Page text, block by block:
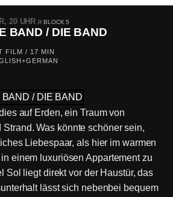
20 UHR// BLOCK 5
BAND / DIE BAND
FILM / 17 MIN
auf Erden, ein Traum von
Strand. Was könnte schöner sein,
Liebespaar, als hier im warmen
einem luxuriösen Appartement zu
Sol liegt direkt vor der Haustür, das
lässt sich nebenbei bequem